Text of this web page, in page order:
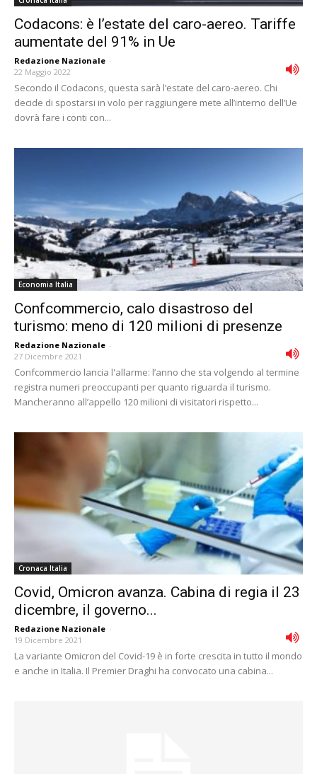
Codacons: è l’estate del caro-aereo. Tariffe
aumentate del 91% in Ue
Redazione Nazionale -
22 Maggio 2022
Secondo il Codacons, questa sarà l’estate del caro-aereo. Chi
decide di spostarsi in volo per raggiungere mete all’interno dell’Ue
dovrà fare i conti con...
Economia Italia
Confcommercio, calo disastroso del
turismo: meno di 120 milioni di presenze
Redazione Nazionale -
27 Dicembre 2021
Confcommercio lancia l'allarme: l’anno che sta volgendo al termine
registra numeri preoccupanti per quanto riguarda il turismo.
Mancheranno all’appello 120 milioni di visitatori rispetto...
Cronaca Italia
Covid, Omicron avanza. Cabina di regia il 23
dicembre, il governo...
Redazione Nazionale -
19 Dicembre 2021
La variante Omicron del Covid-19 è in forte crescita in tutto il mondo
e anche in Italia. Il Premier Draghi ha convocato una cabina...